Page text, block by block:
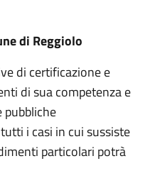
di Reggiolo
di certificazione e
di sua competenza e
pubbliche
i casi in cui sussiste
particolari potrà